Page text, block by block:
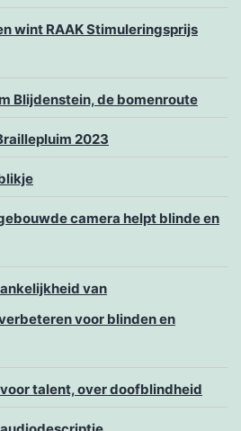
wint RAAK Stimuleringsprijs
Blijdenstein, de bomenroute
2023
camera helpt blinde en
van
voor blinden en
talent, over doofblindheid